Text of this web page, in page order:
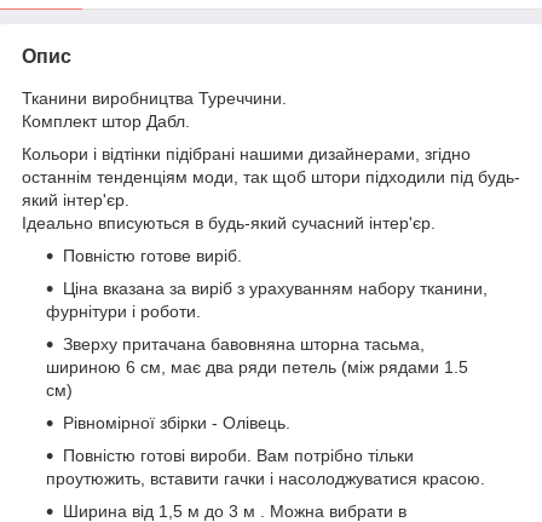
Опис
Тканини виробництва Туреччини.
Комплект штор Дабл.
Кольори і відтінки підібрані нашими дизайнерами, згідно
останнім тенденціям моди, так щоб штори підходили під будь-
який інтер'єр.
Ідеально вписуються в будь-який сучасний інтер'єр.
Повністю готове виріб.
Ціна вказана за виріб з урахуванням набору тканини,
фурнітури і роботи.
Зверху притачана бавовняна шторна тасьма,
шириною 6 см, має два ряди петель (між рядами 1.5
см)
Рівномірної збірки - Олівець.
Повністю готові вироби. Вам потрібно тільки
проутюжить, вставити гачки і насолоджуватися красою.
Ширина від 1,5 м до 3 м . Можна вибрати в